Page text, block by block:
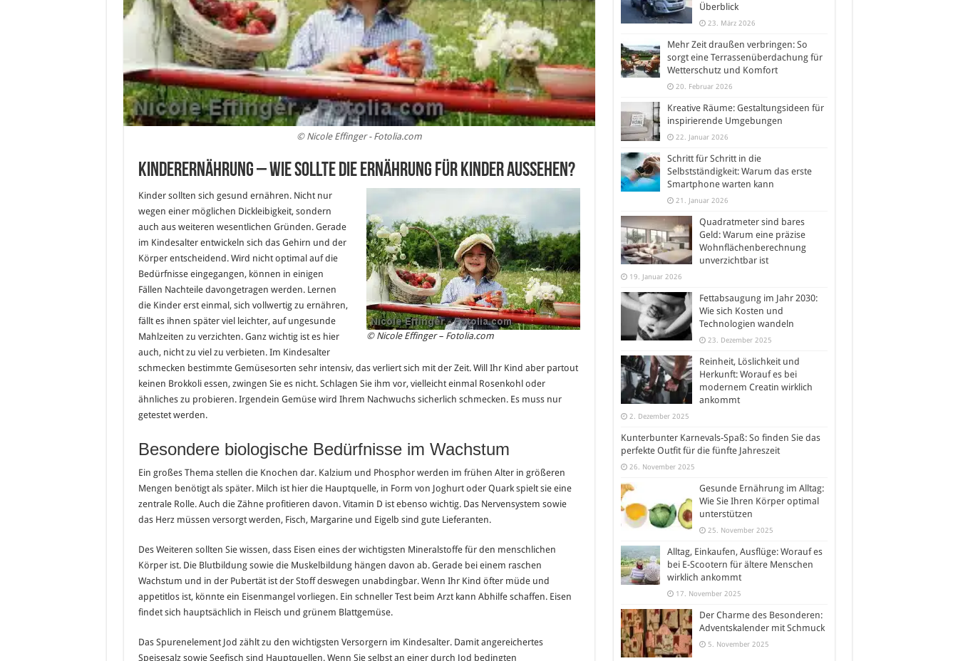
© Nicole Effinger - Fotolia.com
Kinderernährung – wie sollte die Ernährung für Kinder aussehen?
© Nicole Effinger – Fotolia.com
Kinder sollten sich gesund ernähren. Nicht nur
wegen einer möglichen Dickleibigkeit, sondern
auch aus weiteren wesentlichen Gründen. Gerade
im Kindesalter entwickeln sich das Gehirn und der
Körper entscheidend. Wird nicht optimal auf die
Bedürfnisse eingegangen, können in einigen
Fällen Nachteile davongetragen werden. Lernen
die Kinder erst einmal, sich vollwertig zu ernähren,
fällt es ihnen später viel leichter, auf ungesunde
Mahlzeiten zu verzichten. Ganz wichtig ist es hier
auch, nicht zu viel zu verbieten. Im Kindesalter
schmecken bestimmte Gemüsesorten sehr intensiv, das verliert sich mit der Zeit. Will Ihr Kind aber partout
keinen Brokkoli essen, zwingen Sie es nicht. Schlagen Sie ihm vor, vielleicht einmal Rosenkohl oder
ähnliches zu probieren. Irgendein Gemüse wird Ihrem Nachwuchs sicherlich schmecken. Es muss nur
getestet werden.
Besondere biologische Bedürfnisse im Wachstum
Ein großes Thema stellen die Knochen dar. Kalzium und Phosphor werden im frühen Alter in größeren
Mengen benötigt als später. Milch ist hier die Hauptquelle, in Form von Joghurt oder Quark spielt sie eine
zentrale Rolle. Auch die Zähne profitieren davon. Vitamin D ist ebenso wichtig. Das Nervensystem sowie
das Herz müssen versorgt werden, Fisch, Margarine und Eigelb sind gute Lieferanten.
Des Weiteren sollten Sie wissen, dass Eisen eines der wichtigsten Mineralstoffe für den menschlichen
Körper ist. Die Blutbildung sowie die Muskelbildung hängen davon ab. Gerade bei einem raschen
Wachstum und in der Pubertät ist der Stoff deswegen unabdingbar. Wenn Ihr Kind öfter müde und
appetitlos ist, könnte ein Eisenmangel vorliegen. Ein schneller Test beim Arzt kann Abhilfe schaffen. Eisen
findet sich hauptsächlich in Fleisch und grünem Blattgemüse.
Das Spurenelement Jod zählt zu den wichtigsten Versorgern im Kindesalter. Damit angereichertes
Speisesalz sowie Seefisch sind Hauptquellen. Wenn Sie selbst an einer durch Jod bedingten
Überblick
23. März 2026
Mehr Zeit draußen verbringen: So
sorgt eine Terrassenüberdachung für
Wetterschutz und Komfort
20. Februar 2026
Kreative Räume: Gestaltungsideen für
inspirierende Umgebungen
22. Januar 2026
Schritt für Schritt in die
Selbstständigkeit: Warum das erste
Smartphone warten kann
21. Januar 2026
Quadratmeter sind bares
Geld: Warum eine präzise
Wohnflächenberechnung
unverzichtbar ist
19. Januar 2026
Fettabsaugung im Jahr 2030:
Wie sich Kosten und
Technologien wandeln
23. Dezember 2025
Reinheit, Löslichkeit und
Herkunft: Worauf es bei
modernem Creatin wirklich
ankommt
2. Dezember 2025
Kunterbunter Karnevals-Spaß: So finden Sie das
perfekte Outfit für die fünfte Jahreszeit
26. November 2025
Gesunde Ernährung im Alltag:
Wie Sie Ihren Körper optimal
unterstützen
25. November 2025
Alltag, Einkaufen, Ausflüge: Worauf es
bei E-Scootern für ältere Menschen
wirklich ankommt
17. November 2025
Der Charme des Besonderen:
Adventskalender mit Schmuck
5. November 2025